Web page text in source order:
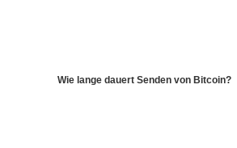
Wie lange dauert Senden von Bitcoin?